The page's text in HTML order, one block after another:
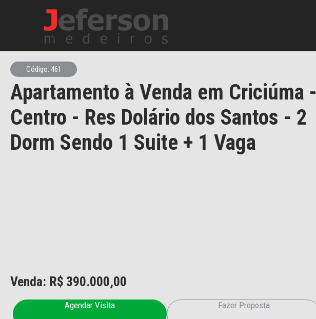
Código: 461
Apartamento à Venda em Criciúma -
Centro - Res Dolário dos Santos - 2
Dorm Sendo 1 Suite + 1 Vaga
Venda: R$ 390.000,00
Agendar Visita Fazer Proposta